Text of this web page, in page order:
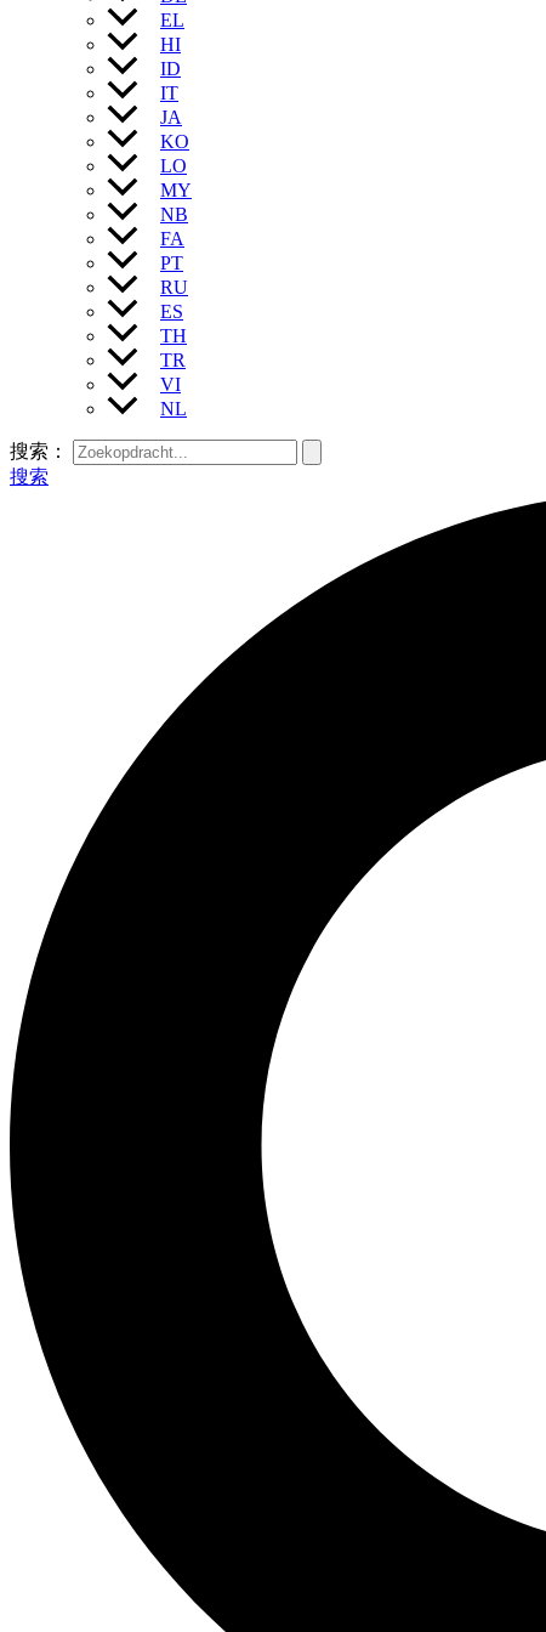
EL
HI
ID
IT
JA
KO
LO
MY
NB
FA
PT
RU
ES
TH
TR
VI
NL
搜索：
搜索